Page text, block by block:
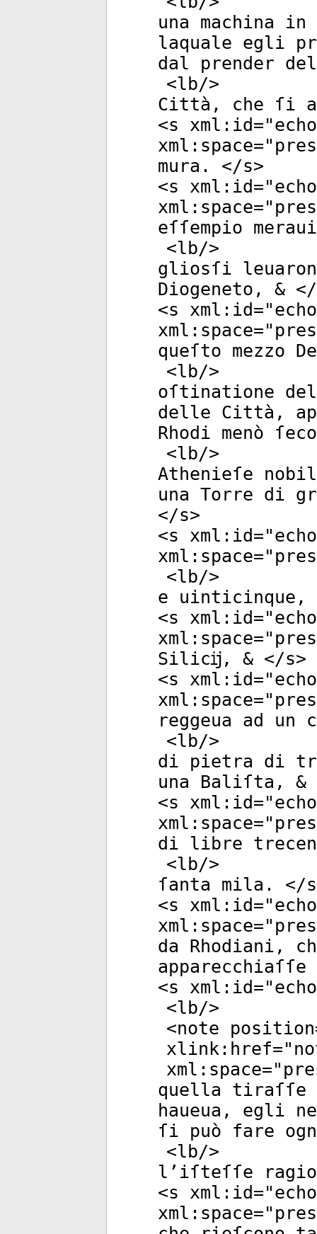
una machina
laquale egli
dal prender
<lb/>
Città, che ſi
<s xml:id="
xml:space="
mura. </s>
<s xml:id="
xml:space="
eſſempio
<lb/>
gliosſi
Diogeneto, & </
<s xml:id="
xml:space="
queſto mezzo
<lb/>
oſtinatione
delle Città,
Rhodi menò
<lb/>
Athenieſe
una Torre di
</s>
<s xml:id="
xml:space="
<lb/>
e uinticinque,
<s xml:id="
xml:space="
Silicĳ, & </s>
<s xml:id="
xml:space="
reggeua ad un
<lb/>
di pietra di
una Baliſta, &
<s xml:id="
xml:space="
di libre
<lb/>
ſanta mila. </s
<s xml:id="
xml:space="
da Rhodiani,
<s xml:id="
<lb/>
<note position
xlink:href="
xml:space="
quella tiraſſe
haueua, egli
ſi può fare
<lb/>
l’iſteſſe
<s xml:id="
xml:space="